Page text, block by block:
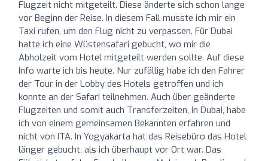
Flugzeit nicht mitgeteilt. Diese änderte sich schon lange
vor Beginn der Reise. In diesem Fall musste ich mir ein
Taxi rufen, um den Flug nicht zu verpassen. Für Dubai
hatte ich eine Wüstensafari gebucht, wo mir die
Abholzeit vom Hotel mitgeteilt werden sollte. Auf diese
Info warte ich bis heute. Nur zufällig habe ich den Fahrer
der Tour in der Lobby des Hotels getroffen und ich
konnte an der Safari teilnehmen. Auch über geänderte
Flugzeiten und somit auch Transferzeiten, in Dubai, habe
ich von einem gemeinsamen Bekannten erfahren und
nicht von ITA. In Yogyakarta hat das Reisebüro das Hotel
länger gebucht, als ich überhaupt vor Ort war. Das